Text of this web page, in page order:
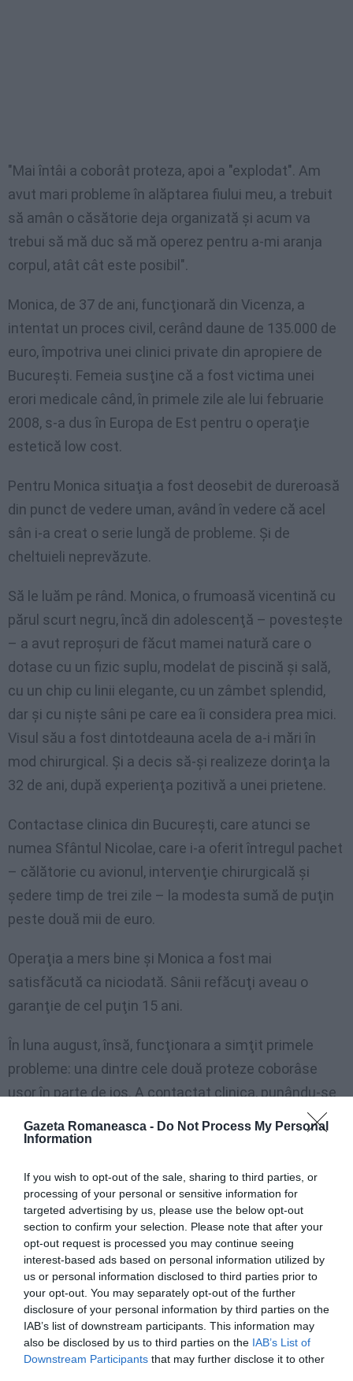
Gazeta Romaneasca - Do Not Process My Personal
Information
If you wish to opt-out of the sale, sharing to third parties, or
processing of your personal or sensitive information for
targeted advertising by us, please use the below opt-out
section to confirm your selection. Please note that after your
opt-out request is processed you may continue seeing
interest-based ads based on personal information utilized by
us or personal information disclosed to third parties prior to
your opt-out. You may separately opt-out of the further
disclosure of your personal information by third parties on the
IAB’s list of downstream participants. This information may
also be disclosed by us to third parties on the IAB’s List of
Downstream Participants that may further disclose it to other
"Mai întâi a coborât proteza, apoi a "explodat". Am
avut mari probleme în alăptarea fiului meu, a trebuit
să amân o căsătorie deja organizată şi acum va
trebui să mă duc să mă operez pentru a-mi aranja
corpul, atât cât este posibil".
Monica, de 37 de ani, funcţionară din Vicenza, a
intentat un proces civil, cerând daune de 135.000 de
euro, împotriva unei clinici private din apropiere de
Bucureşti. Femeia susţine că a fost victima unei
erori medicale când, în primele zile ale lui februarie
2008, s-a dus în Europa de Est pentru o operaţie
estetică low cost.
Pentru Monica situaţia a fost deosebit de dureroasă
din punct de vedere uman, având în vedere că acel
sân i-a creat o serie lungă de probleme. Şi de
cheltuieli neprevăzute.
Să le luăm pe rând. Monica, o frumoasă vicentină cu
părul scurt negru, încă din adolescenţă – povesteşte
– a avut reproşuri de făcut mamei natură care o
dotase cu un fizic suplu, modelat de piscină şi sală,
cu un chip cu linii elegante, cu un zâmbet splendid,
dar şi cu nişte sâni pe care ea îi considera prea mici.
Visul său a fost dintotdeauna acela de a-i mări în
mod chirurgical. Şi a decis să-şi realizeze dorinţa la
32 de ani, după experienţa pozitivă a unei prietene.
Contactase clinica din Bucureşti, care atunci se
numea Sfântul Nicolae, care i-a oferit întregul pachet
– călătorie cu avionul, intervenţie chirurgicală şi
şedere timp de trei zile – la modesta sumă de puţin
peste două mii de euro.
Operaţia a mers bine şi Monica a fost mai
satisfăcută ca niciodată. Sânii refăcuţi aveau o
garanţie de cel puţin 15 ani.
În luna august, însă, funcţionara a simţit primele
probleme: una dintre cele două proteze coborâse
uşor în parte de jos. A contactat clinica, punându-se
în mod verbal de acord că se va duce să rezolve
problema – printr-o intervenţie de 10 minute, au
altele de care să se ocupe: tocmai devenise mamă şi
în noiembrie trebuia să se căsătorească cu tatăl
copilului său.
Începând cu septembrie situaţia s-a înrăutăţit. Sânul
stâng a coborât în mod vizibil, şi chiar şi dreptul a
început să se deplaseze, până când acesta din urmă
i-a explodat, de fapt dezumflându-se şi reducându-se
în mod sensibil.